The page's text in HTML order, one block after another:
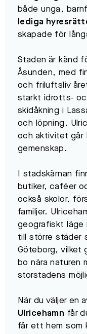
både unga,
lediga
skapade för
Staden är känd
Åsunden, med
och friluftsliv
starkt idrotts-
skidåkning i
och löpning.
och aktivitet går
gemenskap.
I stadskärnan
butiker, caféer
också skolor,
familjer.
geografiskt läge
till större städer
Göteborg, vilket
bo nära naturen
storstadens
När du väljer en
Ulricehamn får
får ett hem som